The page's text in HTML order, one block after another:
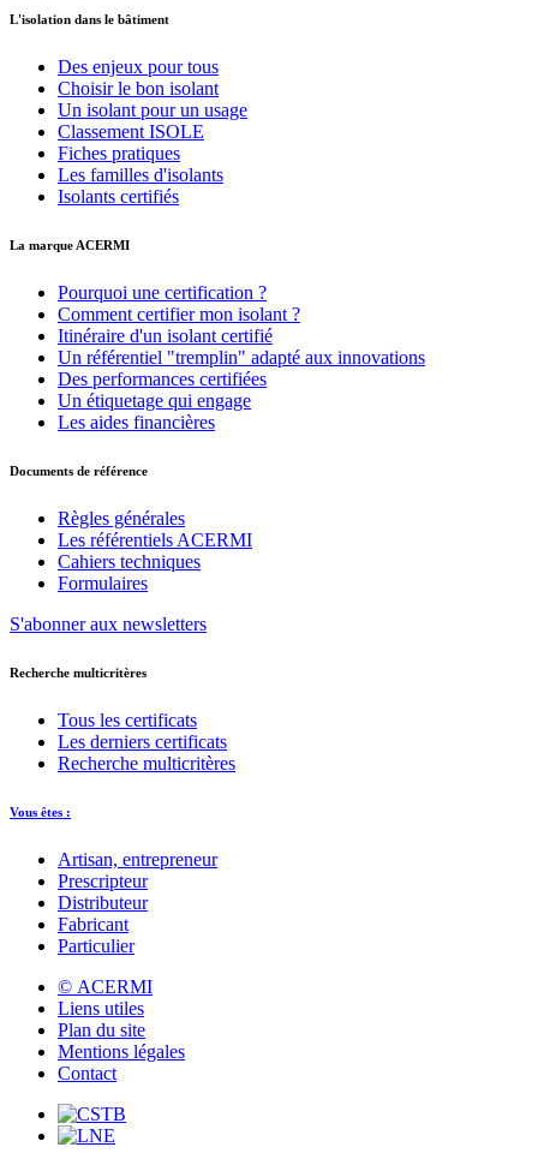
L'isolation dans le bâtiment
Des enjeux pour tous
Choisir le bon isolant
Un isolant pour un usage
Classement ISOLE
Fiches pratiques
Les familles d'isolants
Isolants certifiés
La marque ACERMI
Pourquoi une certification ?
Comment certifier mon isolant ?
Itinéraire d'un isolant certifié
Un référentiel "tremplin" adapté aux innovations
Des performances certifiées
Un étiquetage qui engage
Les aides financières
Documents de référence
Règles générales
Les référentiels ACERMI
Cahiers techniques
Formulaires
S'abonner aux newsletters
Recherche multicritères
Tous les certificats
Les derniers certificats
Recherche multicritères
Vous êtes :
Artisan, entrepreneur
Prescripteur
Distributeur
Fabricant
Particulier
© ACERMI
Liens utiles
Plan du site
Mentions légales
Contact